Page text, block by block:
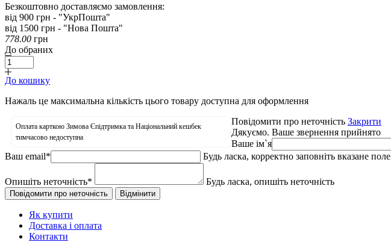
Безкоштовно доставляємо замовлення:
від 900 грн - "УкрПошта"
від 1500 грн - "Нова Пошта"
778.00 грн
До обраних
До кошику
Нажаль це максимальна кількість цього товару доступна для оформлення
Оплата карткою Зимова Єпідтримка та Національний кешбек
тимчасово недоступна
Повідомити про неточність Закрити
Дякуємо. Ваше звернення прийнято
Ваше ім`я
Ваш email* Будь ласка, корректно заповніть вказане поле
Опишіть неточність* Будь ласка, опишіть неточність
Як купити
Доставка і оплата
Контакти